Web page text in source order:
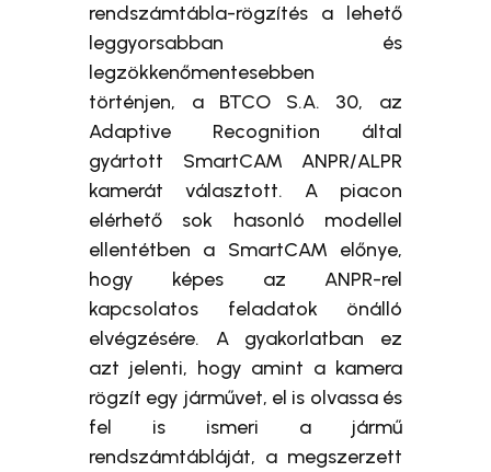
rendszámtábla-rögzítés a lehető
leggyorsabban és
legzökkenőmentesebben
történjen, a BTCO S.A. 30, az
Adaptive Recognition által
gyártott SmartCAM ANPR/ALPR
kamerát választott. A piacon
elérhető sok hasonló modellel
ellentétben a SmartCAM előnye,
hogy képes az ANPR-rel
kapcsolatos feladatok önálló
elvégzésére. A gyakorlatban ez
azt jelenti, hogy amint a kamera
rögzít egy járművet, el is olvassa és
fel is ismeri a jármű
rendszámtábláját, a megszerzett